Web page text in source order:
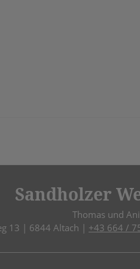
Sandholzer
Thomas und
13 | 6844 Altach | +43 664 /